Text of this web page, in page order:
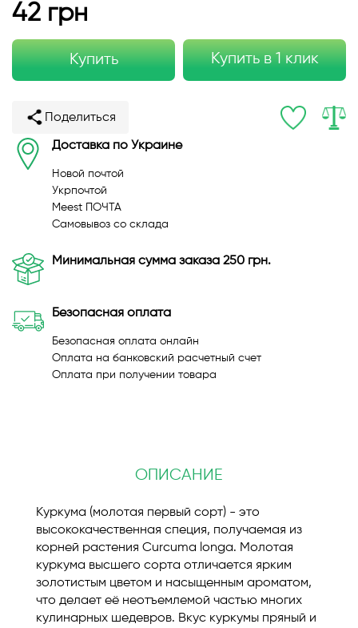
42 грн
Купить Купить в 1 клик
Поделиться
Доставка по Украине
Новой почтой
Укрпочтой
Meest ПОЧТА
Самовывоз со склада
Минимальная сумма заказа 250 грн.
Безопасная оплата
Безопасная оплата онлайн
Оплата на банковский расчетный счет
Оплата при получении товара
ОПИСАНИЕ
Куркума (молотая первый сорт) - это
высококачественная специя, получаемая из
корней растения Curcuma longa. Молотая
куркума высшего сорта отличается ярким
золотистым цветом и насыщенным ароматом,
что делает её неотъемлемой частью многих
кулинарных шедевров. Вкус куркумы пряный и